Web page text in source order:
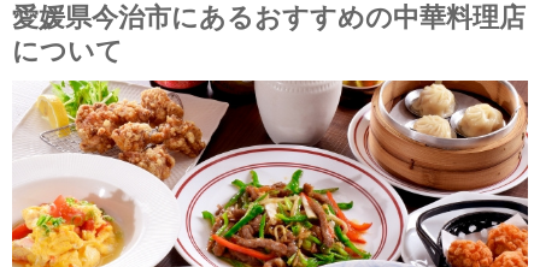
愛媛県今治市にあるおすすめの中華料理店
について